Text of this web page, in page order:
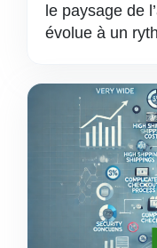
le paysage de
évolue à un